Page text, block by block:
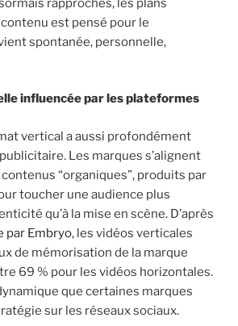
est pensé pour le
spontanée, personnelle,
influencée par les plateformes
vertical a aussi profondément
Les marques s’alignent
“organiques”, produits par
toucher une audience plus
qu’à la mise en scène. D’après
par Embryo, les vidéos verticales
de mémorisation de la marque
69 % pour les vidéos horizontales.
que certaines marques
sur les réseaux sociaux.